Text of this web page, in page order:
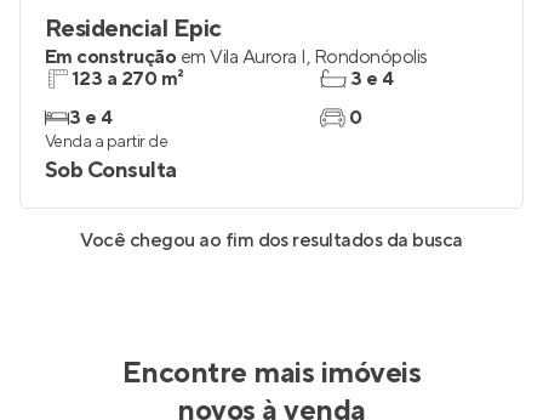
Residencial Epic
Em construção em Vila Aurora I, Rondonópolis
123 a 270 m²
3 e 4
3 e 4
0
Venda a partir de
Sob Consulta
Você chegou ao fim dos resultados da busca
Encontre mais imóveis
novos à venda